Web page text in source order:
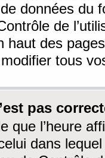
données du
de
haut des
tous
pas
que l’heure
dans